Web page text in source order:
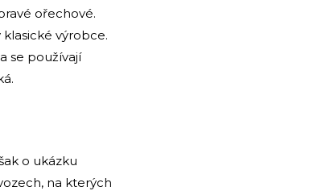
ořechové.
výrobce.
se používají
o ukázku
na kterých